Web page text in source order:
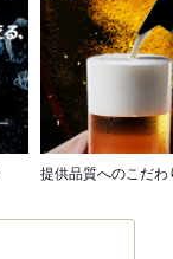
提供品質へのこだわ